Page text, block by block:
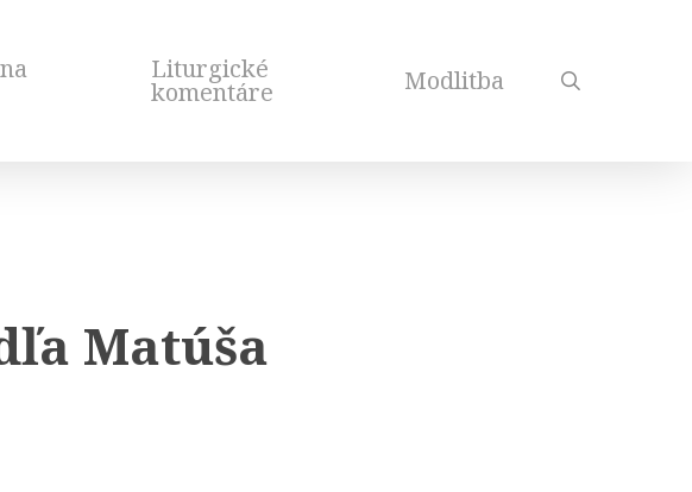
Liturgické
komentáre Modlitba
Matúša